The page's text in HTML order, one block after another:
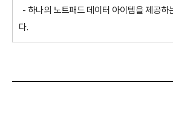
- 하나의 노트패드 데이터 아이템을 제공하
다.